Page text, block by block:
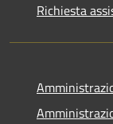
Richiesta